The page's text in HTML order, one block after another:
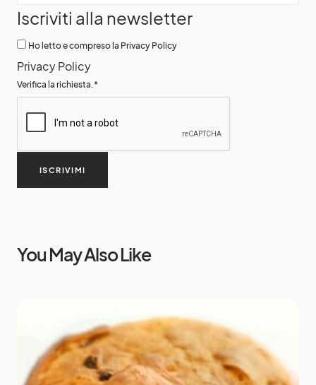
Iscriviti alla newsletter
Ho letto e compreso la Privacy Policy
Privacy Policy
Verifica la richiesta. *
ISCRIVIMI
You May Also Like